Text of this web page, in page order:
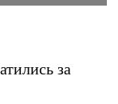
за